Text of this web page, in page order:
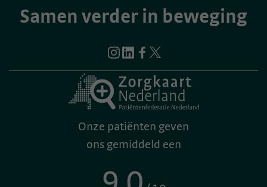
Samen verder in beweging
Onze patiënten geven
ons gemiddeld een